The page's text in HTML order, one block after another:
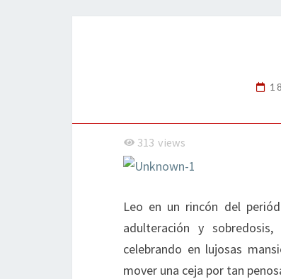
313 views
Leo en un rincón del
adulteración y
celebrando en lujosas
mover una ceja por tan